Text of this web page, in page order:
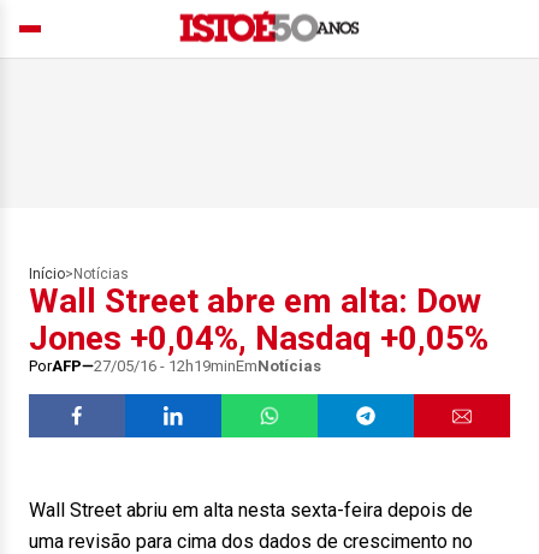
Início> Notícias
Wall Street abre em alta: Dow
Jones +0,04%, Nasdaq +0,05%
PorAFP 27/05/16 - 12h19minEmNotícias
Wall Street abriu em alta nesta sexta-feira depois de
uma revisão para cima dos dados de crescimento no